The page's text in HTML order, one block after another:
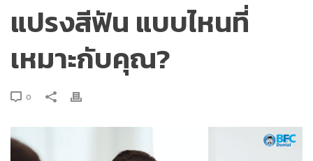
แปรงสีฟัน แบบไหนที่
เหมาะกับคุณ?
0